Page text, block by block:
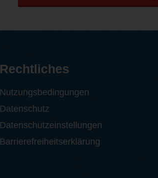
Rechtliches
Nutzungsbedingungen
Datenschutz
Datenschutzeinstellungen
Barrierefreiheitserklärung